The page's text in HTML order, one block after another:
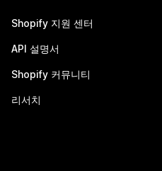
Shopify 지원 센터
API 설명서
Shopify 커뮤니티
리서치